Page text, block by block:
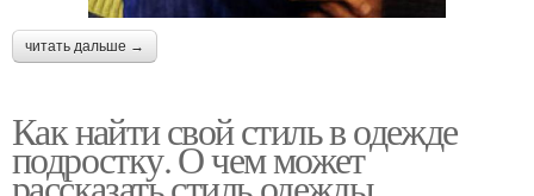
читать дальше →
Как найти свой стиль в одежде
подростку. О чем может